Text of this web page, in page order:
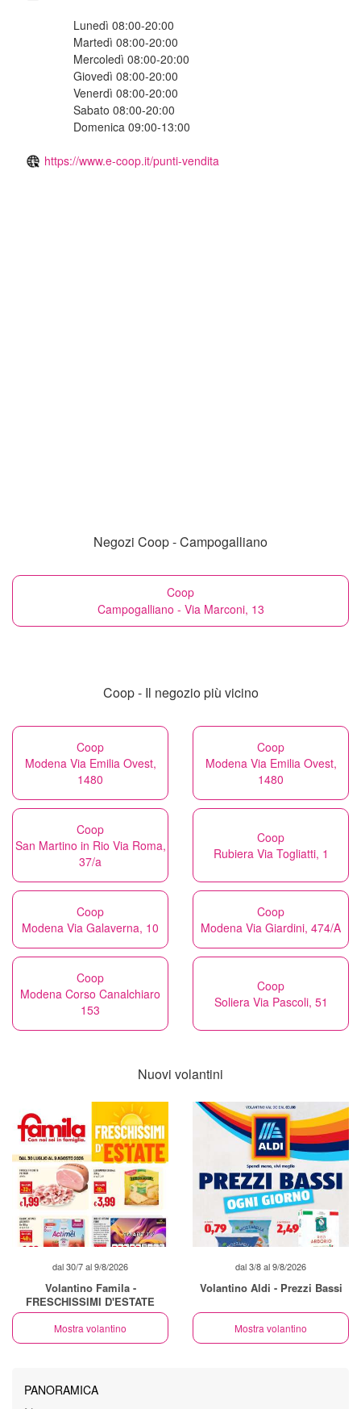
Lunedì 08:00-20:00
Martedì 08:00-20:00
Mercoledì 08:00-20:00
Giovedì 08:00-20:00
Venerdì 08:00-20:00
Sabato 08:00-20:00
Domenica 09:00-13:00
https://www.e-coop.it/punti-vendita
Negozi Coop - Campogalliano
Coop
Campogalliano - Via Marconi, 13
Coop - Il negozio più vicino
Coop
Modena Via Emilia Ovest,
1480
Coop
Modena Via Emilia Ovest,
1480
Coop
San Martino in Rio Via Roma,
37/a
Coop
Rubiera Via Togliatti, 1
Coop
Modena Via Galaverna, 10
Coop
Modena Via Giardini, 474/A
Coop
Modena Corso Canalchiaro
153
Coop
Soliera Via Pascoli, 51
Nuovi volantini
dal 30/7 al 9/8/2026
Volantino Famila -
FRESCHISSIMI D'ESTATE
Mostra volantino
dal 3/8 al 9/8/2026
Volantino Aldi - Prezzi Bassi
Mostra volantino
PANORAMICA